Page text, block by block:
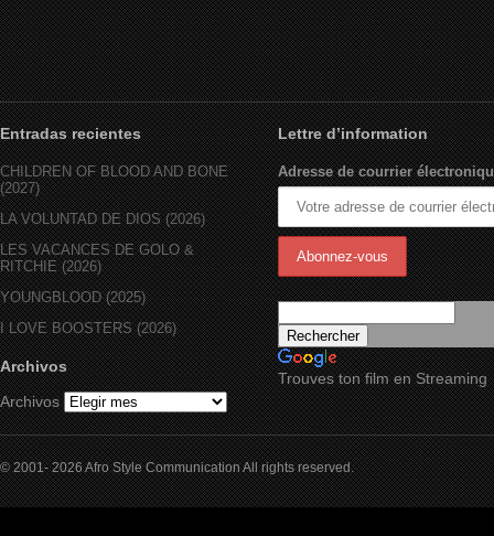
Entradas recientes
CHILDREN OF BLOOD AND BONE
(2027)
LA VOLUNTAD DE DIOS (2026)
LES VACANCES DE GOLO &
RITCHIE (2026)
YOUNGBLOOD (2025)
I LOVE BOOSTERS (2026)
Archivos
Archivos
Lettre d’information
Adresse de courrier
Trouves ton film en Streaming
© 2001- 2026 Afro Style Communication All rights reserved.